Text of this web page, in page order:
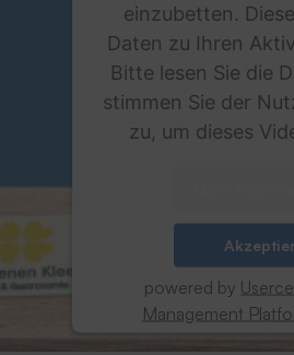
einzubetten.
Daten zu Ihren
Bitte lesen Sie die
stimmen Sie der
zu, um dieses
powered by
Management